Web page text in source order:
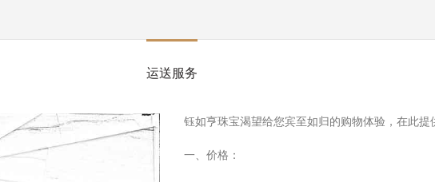
运送服务
钰如亨珠宝渴望给您宾至如归的购物体验，在此提
一、价格：